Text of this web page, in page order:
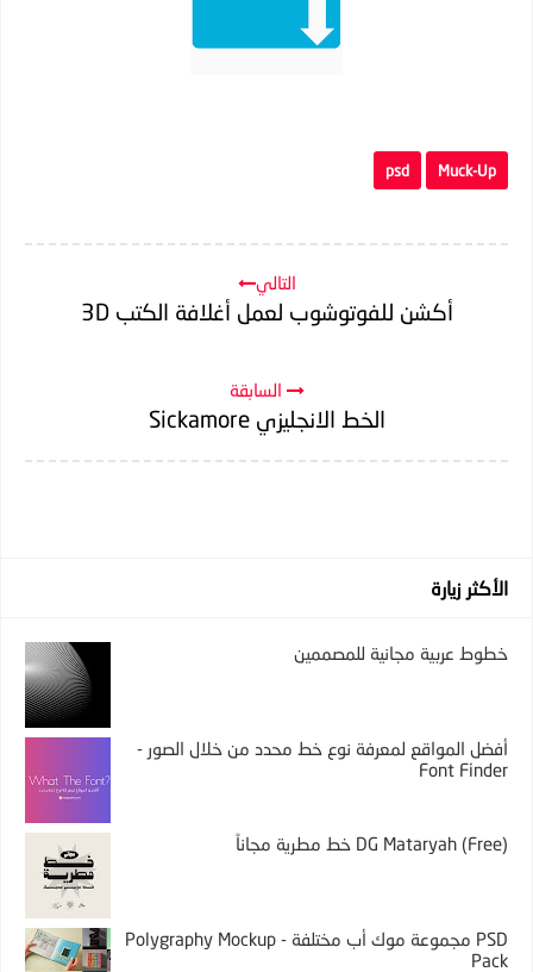
Muck-Up
psd
التالي
أكشن للفوتوشوب لعمل أغلافة الكتب 3D
السابقة
الخط الانجليزي Sickamore
الأكثر زيارة
خطوط عربية مجانية للمصممين
أفضل المواقع لمعرفة نوع خط محدد من خلال الصور -
Font Finder
DG Mataryah (Free) خط مطرية مجاناً
PSD مجموعة موك أب مختلفة - Polygraphy Mockup
Pack